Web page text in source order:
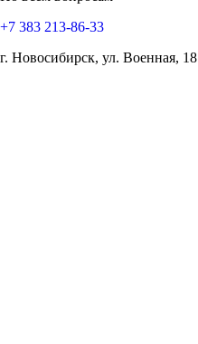
+7 383 213-86-33
г. Новосибирск, ул. Военная, 18